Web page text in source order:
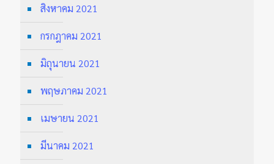
สิงหาคม 2021
กรกฎาคม 2021
มิถุนายน 2021
พฤษภาคม 2021
เมษายน 2021
มีนาคม 2021